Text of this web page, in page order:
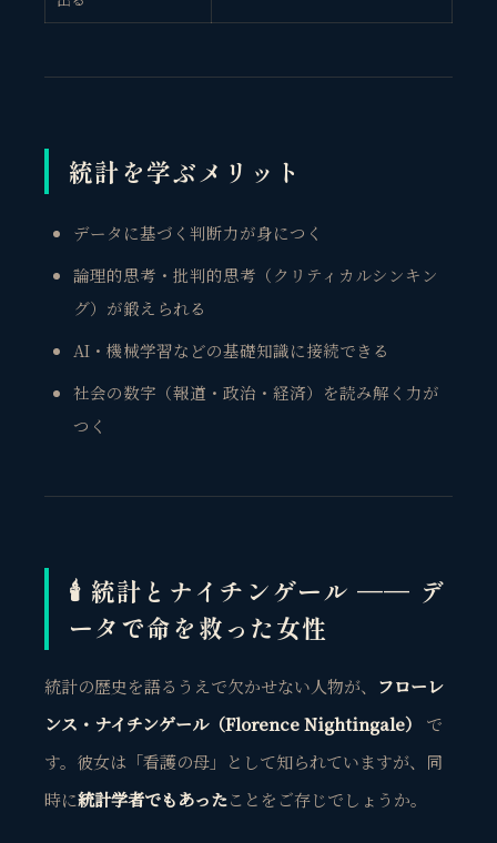
統計を学ぶメリット
データに基づく判断力が身につく
論理的思考・批判的思考（クリティカルシンキン
グ）が鍛えられる
AI・機械学習などの基礎知識に接続できる
社会の数字（報道・政治・経済）を読み解く力が
つく
🕯️ 統計とナイチンゲール —— デ
ータで命を救った女性
統計の歴史を語るうえで欠かせない人物が、 フローレ
ンス・ナイチンゲール（Florence Nightingale）
で
す。彼女は「看護の母」として知られていますが、同
時に統計学者でもあったことをご存じでしょうか。